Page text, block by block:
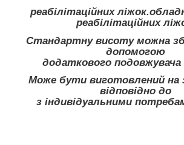
реабілітаційних
реабілітаційних
Стандартну висоту можна
допомогою
додаткового подовжувача
Може бути виготовлений на
відповідно до
з індивідуальними